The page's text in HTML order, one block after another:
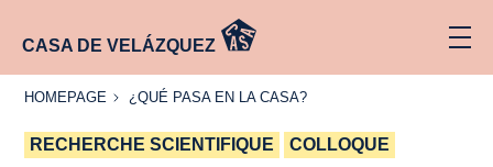
CASA DE VELÁZQUEZ
HOMEPAGE
HOMEPAGE
¿QUÉ
CASA?
¿QUÉ PASA EN LA CASA?
RECHERCHE SCIENTIFIQUE COLLOQUE